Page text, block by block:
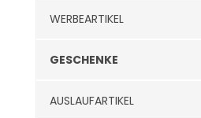
WERBEARTIKEL
GESCHENKE
AUSLAUFARTIKEL